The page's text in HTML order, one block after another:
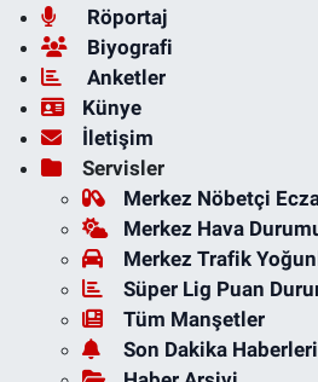
Röportaj
Biyografi
Anketler
Künye
İletişim
Servisler
Merkez Nöbetçi
Merkez Hava
Merkez Trafik
Süper Lig Puan
Tüm Manşetler
Son Dakika Haberleri